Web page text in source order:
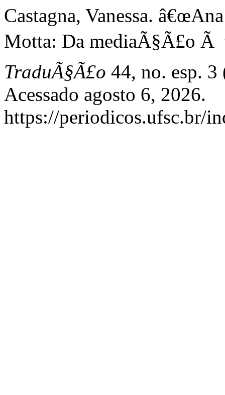
Castagna, Vanessa.
Motta: Da mediaÃ§Ã£o Ã
TraduÃ§Ã£o 44, no. esp. 3
Acessado agosto 6, 2026.
https://periodicos.ufsc.br/